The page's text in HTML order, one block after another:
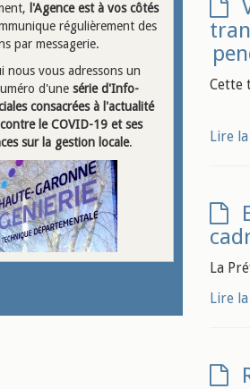
l'Agence est à vos côtés
régulièrement des
par messagerie.
nous vous adressons un
d'une série d'Info-
consacrées à l'actualité
le COVID-19 et ses
sur la gestion locale.
Cette
Lire
La
Lire